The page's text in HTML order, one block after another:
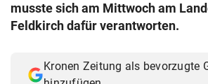
musste sich am Mittwoch am
Feldkirch dafür verantworten.
Kronen Zeitung als bevorzugte